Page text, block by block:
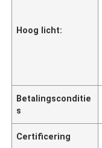
Hoog licht:
Betalingsconditie
s
Certificering